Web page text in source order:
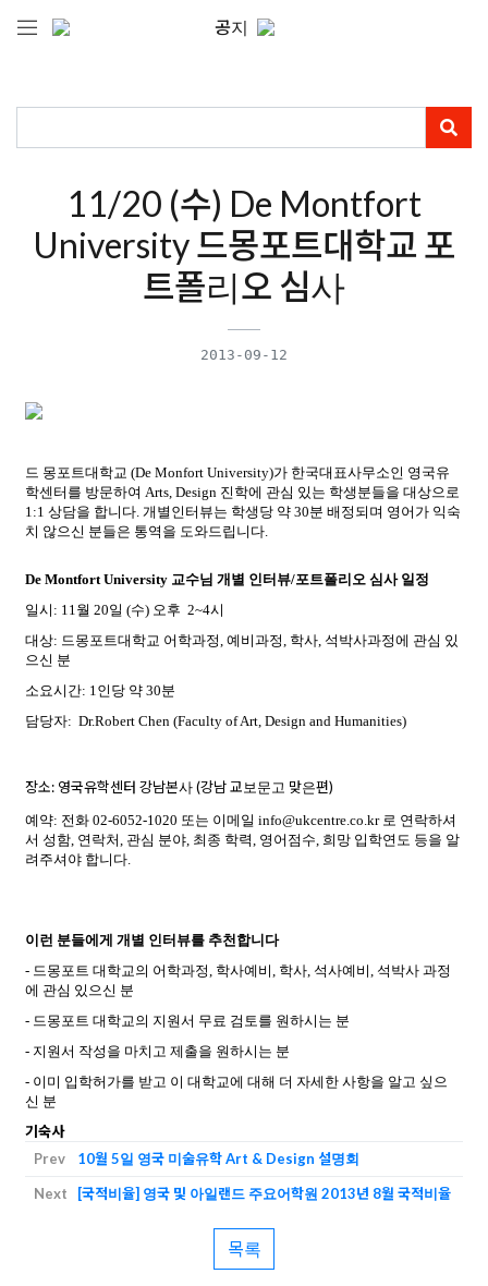
공지
11/20 (수) De Montfort
University 드몽포트대학교 포
트폴리오 심사
2013-09-12
드 몽포트대학교 (De Monfort University)가 한국대표사무소인 영국유
학센터를 방문하여 Arts, Design 진학에 관심 있는 학생분들을 대상으로
1:1 상담을 합니다. 개별인터뷰는 학생당 약 30분 배정되며 영어가 익숙
치 않으신 분들은 통역을 도와드립니다.
De Montfort University 교수님 개별 인터뷰/포트폴리오 심사 일정
일시 : 11월 20일 (수) 오후 2~4시
대상: 드몽포트대학교 어학과정, 예비과정, 학사, 석박사과정에 관심 있
으신 분
소요시간: 1인당 약 30분
담당자: Dr.Robert Chen (Faculty of Art, Design and Humanities)
장소: 영국유학센터 강남본사(강남교보문고 맞은편)
예약: 전화 02-6052-1020 또는 이메일 info@ukcentre.co.kr 로 연락하셔
서 성함, 연락처, 관심 분야, 최종 학력, 영어점수, 희망 입학연도 등을 알
려주셔야 합니다.
이런 분들에게 개별 인터뷰를 추천합니다
- 드몽포트 대학교의 어학과정, 학사예비, 학사, 석사예비, 석박사 과정
에 관심 있으신 분
- 드몽포트 대학교의 지원서 무료 검토를 원하시는 분
- 지원서 작성을 마치고 제출을 원하시는 분
- 이미 입학허가를 받고 이 대학교에 대해 더 자세한 사항을 알고 싶으
신 분
기숙사
Prev
10월 5일 영국 미술유학 Art & Design 설명회
Next
[국적비율] 영국 및 아일랜드 주요어학원 2013년 8월 국적비율
목록